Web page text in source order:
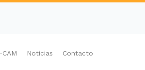
CAM Noticias Contacto